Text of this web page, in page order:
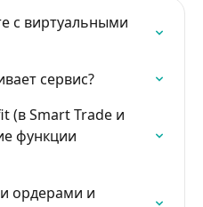
с виртуальными
сервис?
(в Smart Trade и
функции
ордерами и